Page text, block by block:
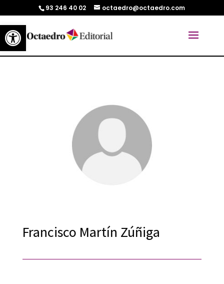
Abrir barra de herramientas
93 246 40 02 octaedro@octaedro.com
Francisco Martín Zúñiga